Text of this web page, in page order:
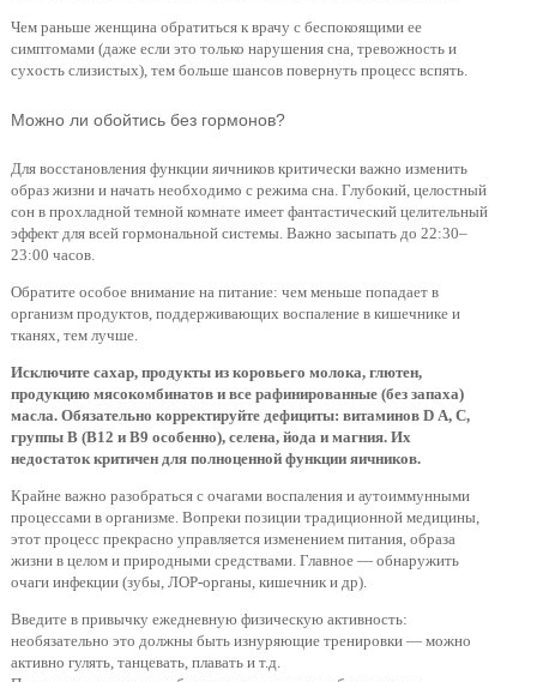
Чем раньше женщина обратиться к врачу с беспокоящими ее
симптомами (даже если это только нарушения сна, тревожность и
сухость слизистых), тем больше шансов повернуть процесс вспять.
Можно ли обойтись без гормонов?
Для восстановления функции яичников критически важно изменить
образ жизни и начать необходимо с режима сна. Глубокий, целостный
сон в прохладной темной комнате имеет фантастический целительный
эффект для всей гормональной системы. Важно засыпать до 22:30–
23:00 часов.
Обратите особое внимание на питание: чем меньше попадает в
организм продуктов, поддерживающих воспаление в кишечнике и
тканях, тем лучше.
Исключите сахар, продукты из коровьего молока, глютен,
продукцию мясокомбинатов и все рафинированные (без запаха)
масла. Обязательно корректируйте дефициты: витаминов D А, С,
группы В (В12 и В9 особенно), селена, йода и магния. Их
недостаток критичен для полноценной функции яичников.
Крайне важно разобраться с очагами воспаления и аутоиммунными
процессами в организме. Вопреки позиции традиционной медицины,
этот процесс прекрасно управляется изменением питания, образа
жизни в целом и природными средствами. Главное — обнаружить
очаги инфекции (зубы, ЛОР-органы, кишечник и др).
Введите в привычку ежедневную физическую активность:
необязательно это должны быть изнуряющие тренировки — можно
активно гулять, танцевать, плавать и т.д.